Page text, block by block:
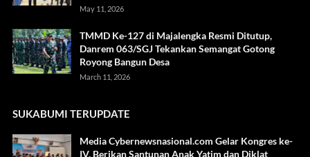
May 11, 2026
TMMD Ke-127 di Majalengka Resmi Ditutup,
Danrem 063/SGJ Tekankan Semangat Gotong
Royong Bangun Desa
March 11, 2026
SUKABUMI TERUPDATE
Media Cybernewsnasional.com Gelar Kongres ke-
IV, Berikan Santunan Anak Yatim dan Diklat